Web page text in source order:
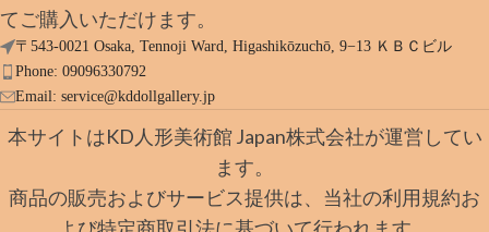
てご購入いただけます。
〒543-0021 Osaka, Tennoji Ward, Higashikōzuchō, 9−13 ＫＢＣビル
Phone: 09096330792
Email: service@kddollgallery.jp
本サイトはKD人形美術館 Japan株式会社が運営してい
ます。
商品の販売およびサービス提供は、当社の利用規約お